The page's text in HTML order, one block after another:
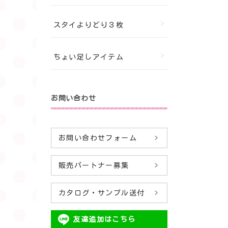
スタイよりどり３枚
ちょい足しアイテム
お問い合わせ
お問い合わせフォーム
販売パートナー募集
カタログ・サンプル送付
友達追加はこちら